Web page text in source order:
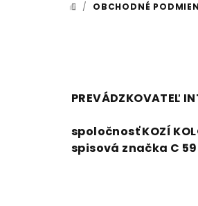
DOMOV
/ OBCHODNÉ
PREVÁDZKOVATEĽ
spoločnosť KOZÍ
spisová značka C